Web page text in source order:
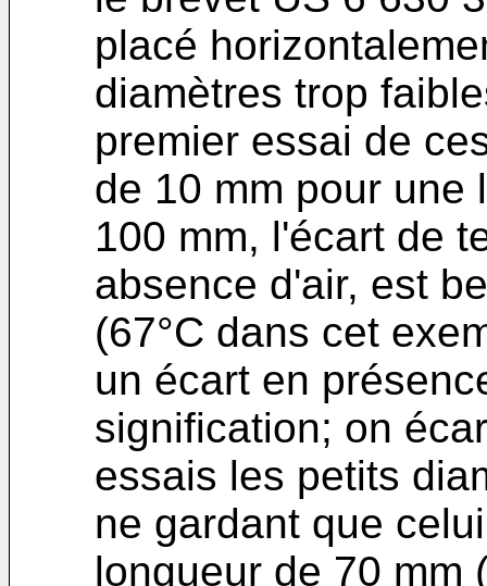
placé
diamètres trop
premier essai de
de 10 mm pour une
100 mm, l'écart de
absence d'air, est
(67°C dans cet
un écart en
signification; on
essais les petits
ne gardant que
longueur de 70 mm